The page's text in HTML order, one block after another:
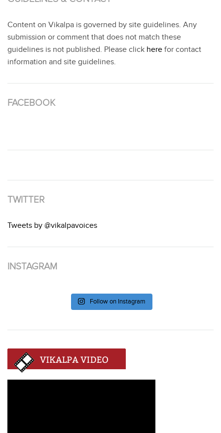
Content on Vikalpa is governed by site guidelines. Any
submission or comment that does not match these
guidelines is not published. Please click here for contact
information and site guidelines.
FACEBOOK
TWITTER
Tweets by @vikalpavoices
INSTAGRAM
Follow on Instagram